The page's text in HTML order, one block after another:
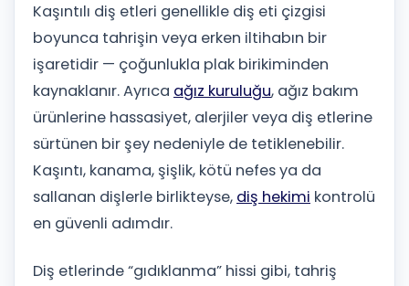
Kaşıntılı diş etleri genellikle diş eti çizgisi
boyunca tahrişin veya erken iltihabın bir
işaretidir — çoğunlukla plak birikiminden
kaynaklanır. Ayrıca ağız kuruluğu, ağız bakım
ürünlerine hassasiyet, alerjiler veya diş etlerine
sürtünen bir şey nedeniyle de tetiklenebilir.
Kaşıntı, kanama, şişlik, kötü nefes ya da
sallanan dişlerle birlikteyse, diş hekimi kontrolü
en güvenli adımdır.
Diş etlerinde “gıdıklanma” hissi gibi, tahriş